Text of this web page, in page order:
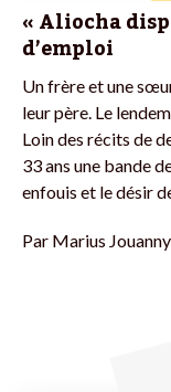
« Aliocha
d’emploi
Un frère et une
leur père. Le
Loin des récits de
33 ans une bande
enfouis et le désir
Par Marius Jouanny